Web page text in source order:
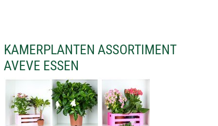
KAMERPLANTEN ASSORTIMENT
AVEVE ESSEN